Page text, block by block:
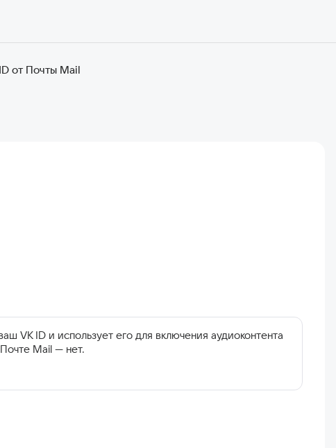
от Почты Mail
VK ID и использует его для включения аудиоконтента
Mail — нет.